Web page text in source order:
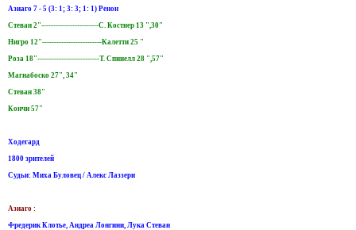
Азиаго 7 - 5 (3: 1; 3: 3; 1: 1) Ренон
Стеван 2"------------------------С. Костнер 13 ",30"
Нигро 12"-------------------------Калетти 25 "
Роза 18"--------------------------Т. Спинелл 28 ",57"
Магнабоско 27", 34"
Стеван 38"
Кончи 57"
Ходегард
1800 зрителей
Судьи: Миха Буловец / Алекс Лаззери
Азиаго :
Фредерик Клотье, Андреа Лонгини, Лука Стеван